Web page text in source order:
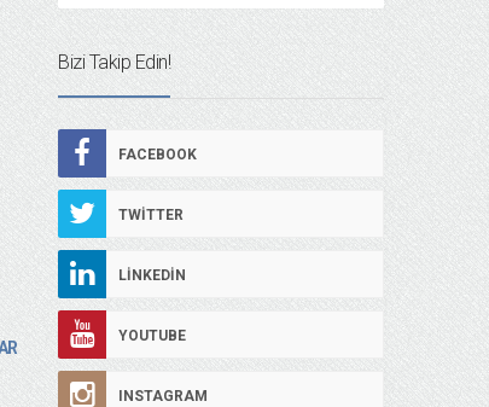
Bizi Takip Edin!
FACEBOOK
TWITTER
LINKEDIN
YOUTUBE
INSTAGRAM